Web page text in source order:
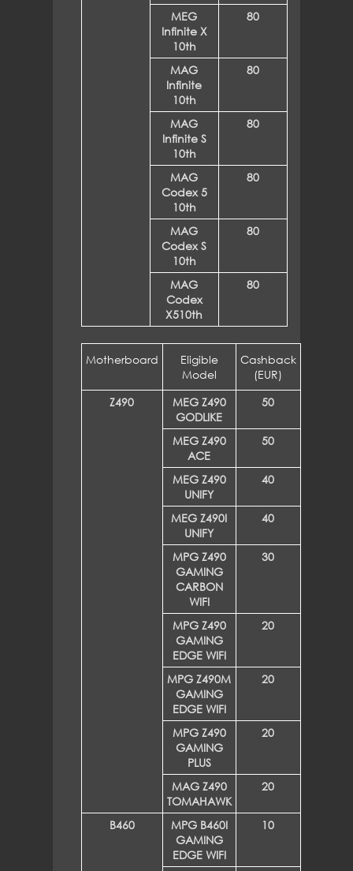
MEG
Infinite X
10th
80
MAG
Infinite
10th
80
MAG
Infinite S
10th
80
MAG
Codex 5
10th
80
MAG
Codex S
10th
80
MAG
Codex
X510th
80
Motherboard
Eligible
Model
Cashback
(EUR)
Z490
MEG Z490
GODLIKE
50
MEG Z490
ACE
50
MEG Z490
UNIFY
40
MEG Z490I
UNIFY
40
MPG Z490
GAMING
CARBON
WIFI
30
MPG Z490
GAMING
EDGE WIFI
20
MPG Z490M
GAMING
EDGE WIFI
20
MPG Z490
GAMING
PLUS
20
MAG Z490
TOMAHAWK
20
B460
MPG B460I
GAMING
EDGE WIFI
10